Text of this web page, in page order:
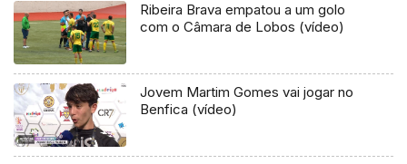
Ribeira Brava empatou a um golo
com o Câmara de Lobos (vídeo)
Jovem Martim Gomes vai jogar no
Benfica (vídeo)